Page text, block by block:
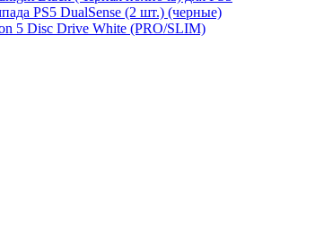
PS5 DualSense (2 шт.) (черные)
5 Disc Drive White (PRO/SLIM)